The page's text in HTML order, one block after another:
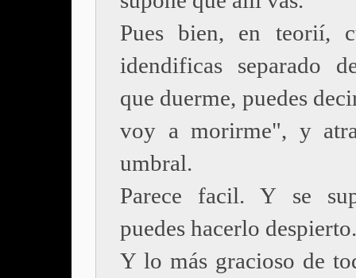
Pues bien, en teorií,
idendificas separado
que duerme, puedes
voy a morirme", y
umbral.
Parece facil. Y se
puedes hacerlo despierto.
Y lo más gracioso de